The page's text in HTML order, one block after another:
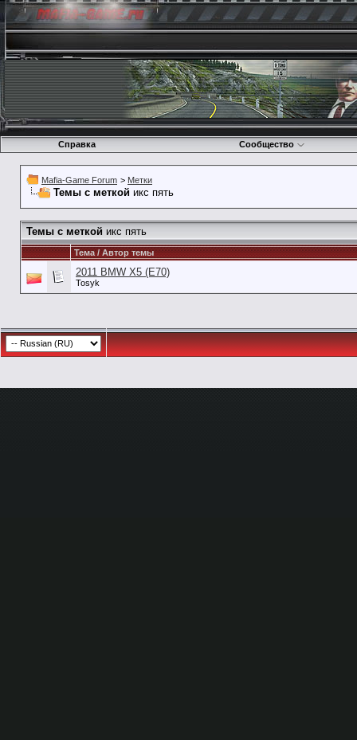
Справка Сообщество
Mafia-Game Forum > Метки
Темы с меткой икс пять
Темы с меткой икс пять
Тема / Автор темы
2011 BMW X5 (E70)
Tosyk